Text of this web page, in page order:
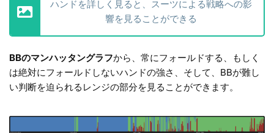
ハンドを詳しく見ると、スーツによる戦略への影
響を見ることができる
BBのマンハッタングラフから、常にフォールドする、もしく
は絶対にフォールドしないハンドの強さ、そして、BBが難し
い判断を迫られるレンジの部分を見ることができます。